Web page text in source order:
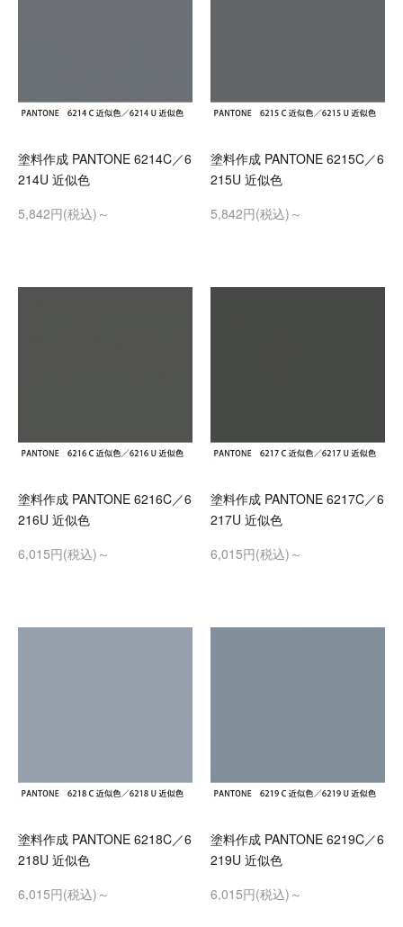
塗料作成 PANTONE 6214C／6
214U 近似色
5,842円(税込)～
塗料作成 PANTONE 6215C／6
215U 近似色
5,842円(税込)～
塗料作成 PANTONE 6216C／6
216U 近似色
6,015円(税込)～
塗料作成 PANTONE 6217C／6
217U 近似色
6,015円(税込)～
塗料作成 PANTONE 6218C／6
218U 近似色
6,015円(税込)～
塗料作成 PANTONE 6219C／6
219U 近似色
6,015円(税込)～